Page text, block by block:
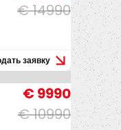
€ 14990
заявку
€ 10990
€ 9990